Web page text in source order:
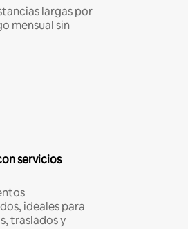
largas por
mensual sin
servicios
ideales para
traslados y